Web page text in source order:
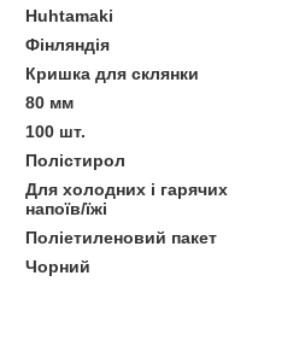
Huhtamaki
Фінляндія
Кришка для склянки
80 мм
100 шт.
Полістирол
Для холодних і гарячих
напоїв/їжі
Поліетиленовий пакет
Чорний